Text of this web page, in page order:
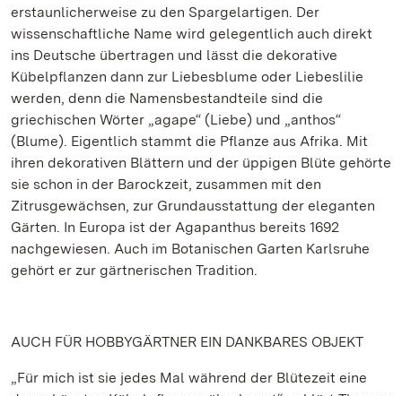
erstaunlicherweise zu den Spargelartigen. Der
wissenschaftliche Name wird gelegentlich auch direkt
ins Deutsche übertragen und lässt die dekorative
Kübelpflanzen dann zur Liebesblume oder Liebeslilie
werden, denn die Namensbestandteile sind die
griechischen Wörter „agape“ (Liebe) und „anthos“
(Blume). Eigentlich stammt die Pflanze aus Afrika. Mit
ihren dekorativen Blättern und der üppigen Blüte gehörte
sie schon in der Barockzeit, zusammen mit den
Zitrusgewächsen, zur Grundausstattung der eleganten
Gärten. In Europa ist der Agapanthus bereits 1692
nachgewiesen. Auch im Botanischen Garten Karlsruhe
gehört er zur gärtnerischen Tradition.
AUCH FÜR HOBBYGÄRTNER EIN DANKBARES OBJEKT
„Für mich ist sie jedes Mal während der Blütezeit eine